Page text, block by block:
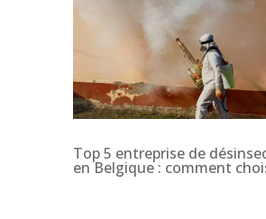
Top 5 entreprise de
en Belgique : comment